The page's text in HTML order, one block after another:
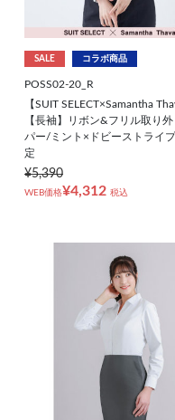
SALE コラボ商品
POSS02-20_R
【SUIT SELECT×Samantha
【長袖】リボン&フリル取り
パー/ミント×ドビーストライ
定
¥5,390
WEB価格¥4,312 税込